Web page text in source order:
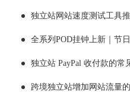
独立站网站速度测试工具
全系列POD挂钟上新｜节日礼品赛道黑
独立站 PayPal 收付款的常
跨境独立站增加网站流量